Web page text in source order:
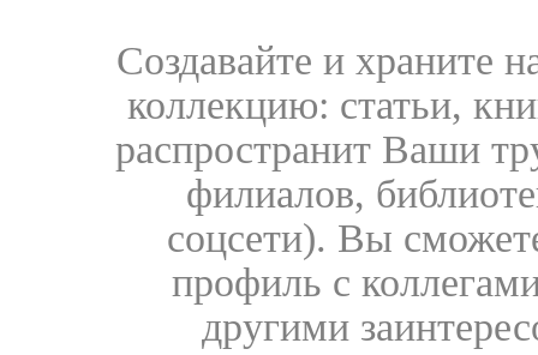
Создавайте и храните
коллекцию: статьи,
распространит Ваши
филиалов,
соцсети). Вы
профиль с
другими